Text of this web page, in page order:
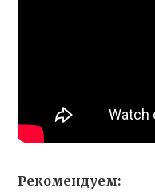
Рекомендуем: